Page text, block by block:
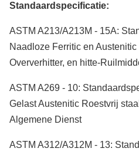
Standaardspecificatie:
ASTM A213/A213M - 15A:
Naadloze Ferritic en
Oververhitter, en hitte-
ASTM A269 - 10:
Gelast Austenitic Roestvrij
Algemene Dienst
ASTM A312/A312M - 13: